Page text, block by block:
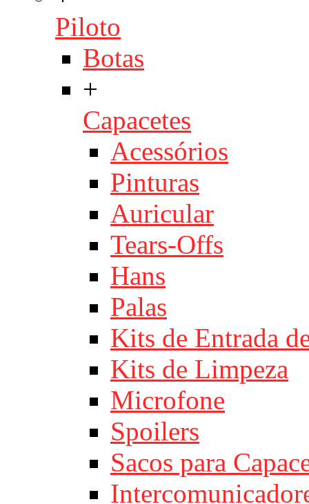
Piloto
Botas
+
Capacetes
Acessórios
Pinturas
Auricular
Tears-Offs
Hans
Palas
Kits de Entrada
Kits de Limpeza
Microfone
Spoilers
Sacos para